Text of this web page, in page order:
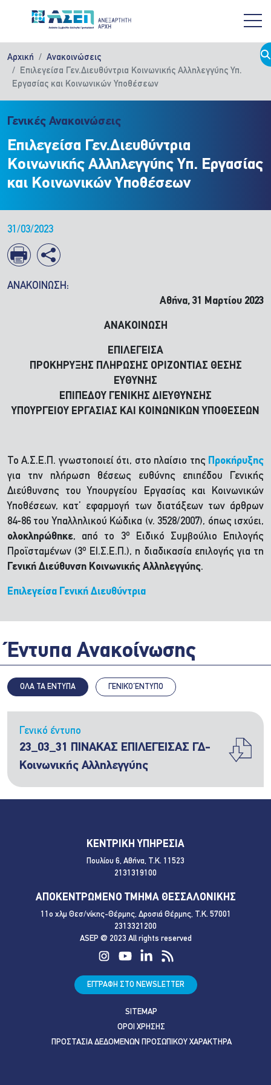
Αρχική
Ανακοινώσεις
Επιλεγείσα Γεν.Διευθύντρια Κοινωνικής Αλληλεγγύης Υπ.
Εργασίας και Κοινωνικών Υποθέσεων
Γενικές Ανακοινώσεις
Επιλεγείσα Γεν.Διευθύντρια
Κοινωνικής Αλληλεγγύης Υπ. Εργασίας
και Κοινωνικών Υποθέσεων
31/03/2023
ΑΝΑΚΟΙΝΩΣΗ:
Αθήνα, 31 Μαρτίου 2023
ΑΝΑΚΟΙΝΩΣΗ
ΕΠΙΛΕΓEIΣΑ
ΠΡΟΚΗΡΥΞΗΣ ΠΛΗΡΩΣΗΣ ΟΡΙΖΟΝΤΙΑΣ ΘΕΣΗΣ
ΕΥΘΥΝΗΣ
ΕΠΙΠΕΔΟΥ ΓΕΝΙΚΗΣ ΔΙΕΥΘΥΝΣΗΣ
ΥΠΟΥΡΓΕΙΟΥ ΕΡΓΑΣΙΑΣ ΚΑΙ ΚΟΙΝΩΝΙΚΩΝ ΥΠΟΘΕΣΕΩΝ
Το Α.Σ.Ε.Π. γνωστοποιεί ότι, στο πλαίσιο της Προκήρυξης
για την πλήρωση θέσεως ευθύνης επιπέδου Γενικής
Διεύθυνσης του Υπουργείου Εργασίας και Κοινωνικών
Υποθέσεων, κατ’ εφαρμογή των διατάξεων των άρθρων
84-86 του Υπαλληλικού Κώδικα (ν. 3528/2007), όπως ισχύει,
ολοκληρώθηκε, από το 3ο
Ειδικό Συμβούλιο Επιλογής
Προϊσταμένων (3ο
ΕΙ.Σ.Ε.Π.), η διαδικασία επιλογής για τη
Γενική Διεύθυνση Κοινωνικής Αλληλεγγύης.
Επιλεγείσα Γενική Διευθύντρια
Έντυπα Ανακοίνωσης
ΟΛΑ ΤΑ ΕΝΤΥΠΑ ΓΕΝΙΚΌ ΈΝΤΥΠΟ
Γενικό έντυπο
23_03_31 ΠΙΝΑΚΑΣ ΕΠΙΛΕΓΕΙΣΑΣ ΓΔ-
Κοινωνικής Αλληλεγγύης
ΚΕΝΤΡΙΚΗ ΥΠΗΡΕΣΙΑ
Πουλίου 6, Αθήνα, Τ.Κ. 11523
2131319100
ΑΠΟΚΕΝΤΡΩΜΕΝΟ ΤΜΗΜΑ ΘΕΣΣΑΛΟΝΙΚΗΣ
11ο χλμ Θεσ/νίκης-Θέρμης, Δροσιά Θέρμης, Τ.Κ. 57001
2313321200
ASEP @ 2023 All rights reserved
ΕΓΓΡΑΦΗ ΣΤΟ NEWSLETTER
SITEMAP
ΟΡΟΙ ΧΡΗΣΗΣ
ΠΡΟΣΤΑΣΙΑ ΔΕΔΟΜΕΝΩΝ ΠΡΟΣΩΠΙΚΟΥ ΧΑΡΑΚΤΗΡΑ